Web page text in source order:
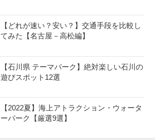
【どれが速い？安い？】交通手段を比較し
てみた【名古屋－高松編】
【石川県 テーマパーク】絶対楽しい石川の
遊びスポット12選
【2022夏】海上アトラクション・ウォータ
ーパーク【厳選9選】